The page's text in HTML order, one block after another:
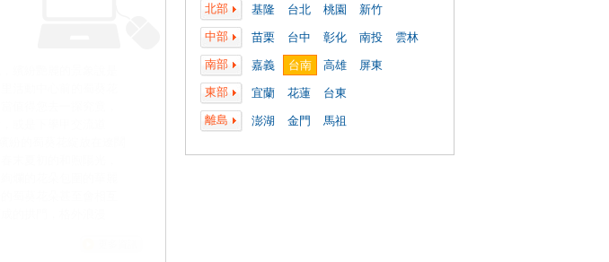
北部 基隆 台北 桃園
新竹
中部
苗栗 台中 彰化 南投
雲林
南部
嘉義 台南 高雄
屏東
東部
宜蘭 花蓮
台東
離島
澎湖 金門 馬祖